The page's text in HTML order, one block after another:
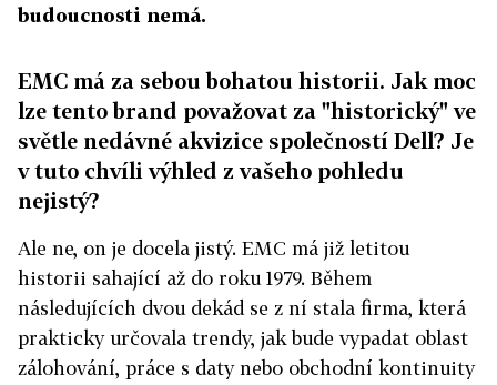
budoucnosti nemá.
EMC má za sebou bohatou historii. Jak moc
lze tento brand považovat za "historický" ve
světle nedávné akvizice společností Dell? Je
v tuto chvíli výhled z vašeho pohledu
nejistý?
Ale ne, on je docela jistý. EMC má již letitou
historii sahající až do roku 1979. Během
následujících dvou dekád se z ní stala firma, která
prakticky určovala trendy, jak bude vypadat oblast
zálohování, práce s daty nebo obchodní kontinuity